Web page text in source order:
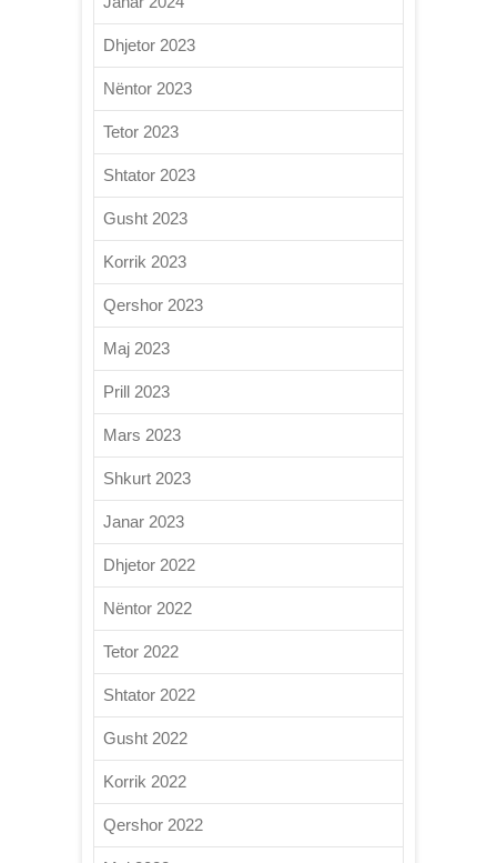
Dhjetor 2023
Nëntor 2023
Tetor 2023
Shtator 2023
Gusht 2023
Korrik 2023
Qershor 2023
Maj 2023
Prill 2023
Mars 2023
Shkurt 2023
Janar 2023
Dhjetor 2022
Nëntor 2022
Tetor 2022
Shtator 2022
Gusht 2022
Korrik 2022
Qershor 2022